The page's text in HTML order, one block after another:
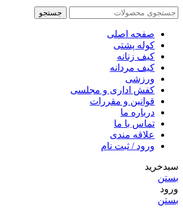
جستجو
صفحه اصلی
کوله پشتی
کیف زنانه
کیف مردانه
ورزشی
کفش اداری و مجلسی
قوانین و مقررات
درباره ما
تماس با ما
علاقه مندی
ورود / ثبت نام
سبدخرید
بستن
ورود
بستن